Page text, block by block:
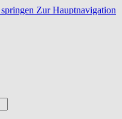
Zur Hauptnavigation